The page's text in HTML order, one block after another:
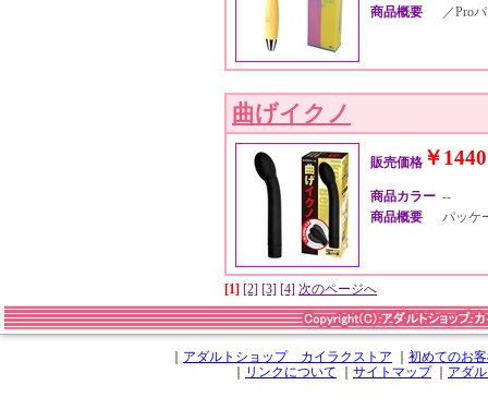
商品概要
／Pro
曲げイクノ
販売価格 ￥1440
商品カラー --
商品概要
パッケ
[1] [2] [3] [4] 次のページへ
アダルトショップ カイラクストア
初めてのお
リンクについて サイトマップ｜ アダ